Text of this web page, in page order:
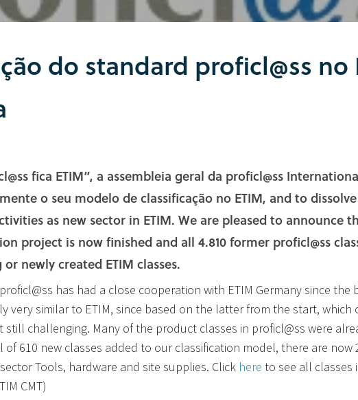
do standard proficl@ss no
fica ETIM”, a assembleia geral da proficl@ss
o seu modelo de classificação no ETIM, and to
as new sector in ETIM. We are pleased to announce
project is now finished and all 4.810 former proficl@ss
newly created ETIM classes.
has had a close cooperation with ETIM Germany since the
very similar to ETIM, since based on the latter from the start, which
still challenging. Many of the product classes in proficl@ss were
610 new classes added to our classification model, there are now
Tools, hardware and site supplies. Click here to see all classes
CMT)